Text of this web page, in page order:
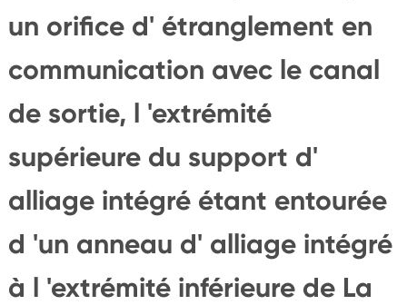
un orifice d' étranglement en
communication avec le canal
de sortie, l 'extrémité
supérieure du support d'
alliage intégré étant entourée
d 'un anneau d' alliage intégré
à l 'extrémité inférieure de La